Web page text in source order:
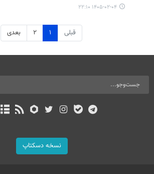
۱۴۰۵-۰۲-۰۴ ۲۲:۱۰
قبلی ۱ ۲ بعدی
نسخه دسکتاپ